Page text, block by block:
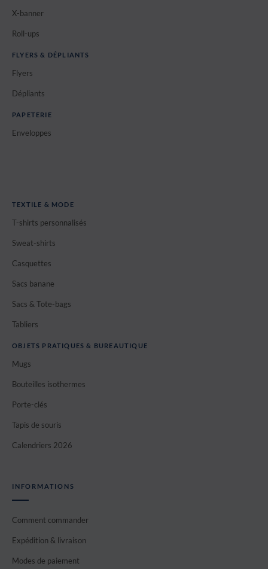
X-banner
Roll-ups
FLYERS & DÉPLIANTS
Flyers
Dépliants
PAPETERIE
Enveloppes
TEXTILE & MODE
T-shirts personnalisés
Sweat-shirts
Casquettes
Sacs banane
Sacs & Tote-bags
Tabliers
OBJETS PRATIQUES & BUREAUTIQUE
Mugs
Bouteilles isothermes
Porte-clés
Tapis de souris
Calendriers 2026
INFORMATIONS
Comment commander
Expédition & livraison
Modes de paiement